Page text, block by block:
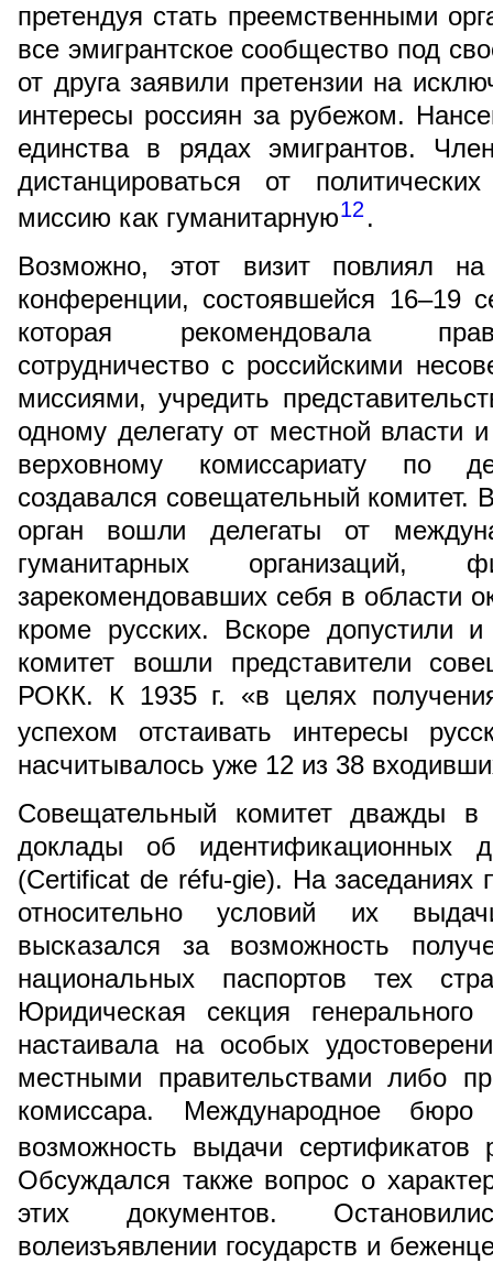
претендуя стать преемственными
все эмигрантское сообщество под
от друга заявили претензии на
интересы россиян за рубежом.
единства в рядах эмигрантов.
дистанцироваться от
миссию как гуманитарную12 .
Возможно, этот визит повлиял
конференции, состоявшейся 16–19
которая рекомендовала
сотрудничество с российскими
миссиями, учредить
одному делегату от местной
верховному комиссариату по
создавался совещательный комитет.
орган вошли делегаты от
гуманитарных организаций,
зарекомендовавших себя в области
кроме русских. Вскоре допустили
комитет вошли представители
РОКК. К 1935 г. «в целях
успехом отстаивать интересы
насчитывалось уже 12 из 38
Совещательный комитет дважды
доклады об идентификационных
(Сertificat de réfu-giе). На заседаниях
относительно условий их
высказался за возможность
национальных паспортов тех
Юридическая секция
настаивала на особых
местными правительствами либо
комиссара. Международное
возможность выдачи сертификатов
Обсуждался также вопрос о
этих документов.
волеизъявлении государств и